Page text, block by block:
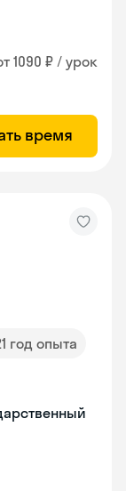
1090 ₽ / урок
время
год опыта